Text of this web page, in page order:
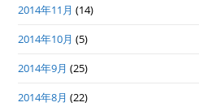
2014年11月 (14)
2014年10月 (5)
2014年9月 (25)
2014年8月 (22)